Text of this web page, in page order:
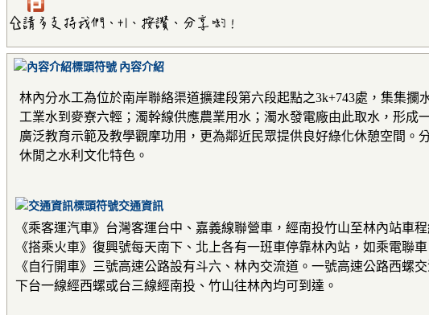
內容介紹
林內分水工為位於南岸聯絡渠道擴建段第六段起點之3k+743處，集集
工業水到麥寮六輕；濁幹線供應農業用水；濁水發電廠由此取水，形
廣泛教育示範及教學觀摩功用，更為鄰近民眾提供良好綠化休憩空間
休閒之水利文化特色。
交通資訊
《乘客運汽車》台灣客運台中、嘉義線聯營車，經南投竹山至林內站車程
《搭乘火車》復興號每天南下、北上各有一班車停靠林內站，如乘電聯
《自行開車》三號高速公路設有斗六、林內交流道。一號高速公路西
下台一線經西螺或台三線經南投、竹山往林內均可到達。